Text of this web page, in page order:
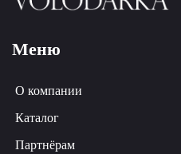
Меню
О компании
Каталог
Партнёрам